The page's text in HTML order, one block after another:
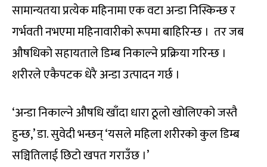
सामान्यतया प्रत्येक महिनामा एक वटा अन्डा निस्किन्छ र
गर्भवती नभएमा महिनावारीको रूपमा बाहिरिन्छ । तर जब
औषधिको सहायताले डिम्ब निकाल्ने प्रक्रिया गरिन्छ ।
शरीरले एकैपटक धेरै अन्डा उत्पादन गर्छ ।
‘अन्डा निकाल्ने औषधि खाँदा धारा ठूलो खोलिएको जस्तै
हुन्छ,’ डा. सुवेदी भन्छन् ‘यसले महिला शरीरको कुल डिम्ब
सञ्चितिलाई छिटो खपत गराउँछ ।’